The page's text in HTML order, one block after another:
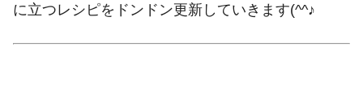
に立つレシピをドンドン更新していきます(^^♪